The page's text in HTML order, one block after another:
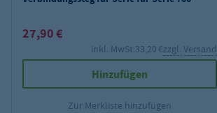
27,90 €
inkl. MwSt.33,20 €zzgl. Versand
Hinzufügen
Zur Merkliste hinzufügen